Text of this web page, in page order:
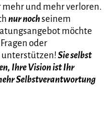
mehr und mehr verloren.
nur nochseinem
möchte
oder
unterstützen!Sie selbst
Ihre Vision ist Ihr
Selbstverantwortung